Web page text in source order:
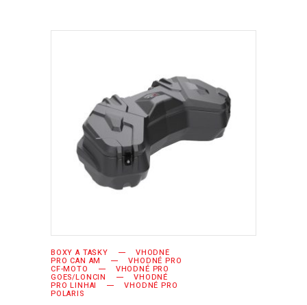
PŘIDAT DO KOŠÍKU
BOXY A TAŠKY VHODNÉ
PRO CAN AM VHODNÉ PRO
CF-MOTO VHODNÉ PRO
GOES/LONCIN VHODNÉ
PRO LINHAI VHODNÉ PRO
POLARIS